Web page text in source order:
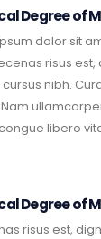
Degree of
dolor sit
risus
nibh.
libero
Degree of
risus est,